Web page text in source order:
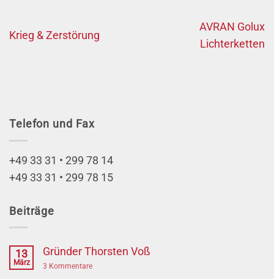
Krieg & Zerstörung
AVRAN Golux
Lichterketten
Telefon und Fax
+49 33 31 • 299 78 14
+49 33 31 • 299 78 15
Beiträge
13
März
Gründer Thorsten Voß
3 Kommentarezu